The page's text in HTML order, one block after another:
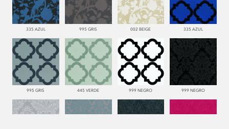
335 AZUL 995 GRIS 002 BEIGE 335 AZUL
995 GRIS 445 VERDE 999 NEGRO 999 NEGRO